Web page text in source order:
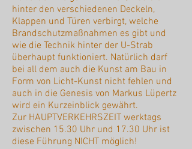
hinter den verschiedenen Deckeln,
Klappen und Türen verbirgt, welche
Brandschutzmaßnahmen es gibt und
wie die Technik hinter der U-Strab
überhaupt funktioniert. Natürlich darf
bei all dem auch die Kunst am Bau in
Form von Licht-Kunst nicht fehlen und
auch in die Genesis von Markus Lüpertz
wird ein Kurzeinblick gewährt.
Zur HAUPTVERKEHRSZEIT werktags
zwischen 15.30 Uhr und 17.30 Uhr ist
diese Führung NICHT möglich!